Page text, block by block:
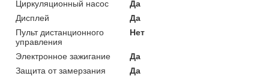
Циркуляционный насос
Да
Дисплей
Да
Пульт дистанционного
управления
Нет
Электронное зажигание
Да
Защита от замерзания
Да